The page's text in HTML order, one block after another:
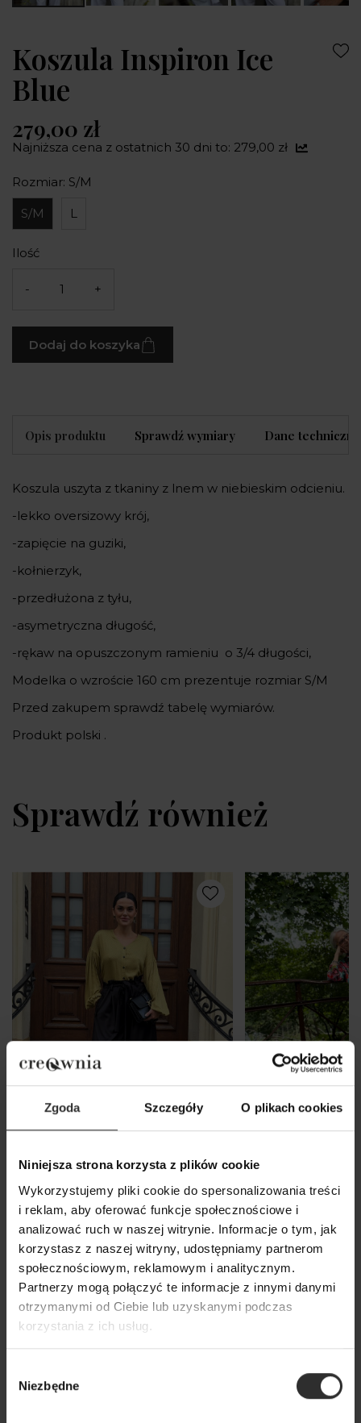
Zgoda Szczegóły O plikach cookies
Niniejsza strona korzysta z plików cookie
Wykorzystujemy pliki cookie do spersonalizowania treści
i reklam, aby oferować funkcje społecznościowe i
analizować ruch w naszej witrynie. Informacje o tym, jak
korzystasz z naszej witryny, udostępniamy partnerom
społecznościowym, reklamowym i analitycznym.
Partnerzy mogą połączyć te informacje z innymi danymi
otrzymanymi od Ciebie lub uzyskanymi podczas
korzystania z ich usług.
zgody
Niezbędne
Koszula Inspiron Ice
Blue
279,00 zł
Najniższa cena z ostatnich 30 dni to: 279,00 zł
Rozmiar: S/M
S/M L
Ilość
- +
Dodaj do koszyka
Opis produktu Sprawdź wymiary Dane techniczne
Koszula uszyta z tkaniny z lnem w niebieskim odcieniu.
-lekko oversizowy krój,
-zapięcie na guziki,
-kołnierzyk,
-przedłużona z tyłu,
-asymetryczna długość,
-rękaw na opuszczonym ramieniu o 3/4 długości,
Modelka o wzroście 160 cm prezentuje rozmiar S/M
Przed zakupem sprawdź tabelę wymiarów.
Produkt polski .
Sprawdź również
Szerokie Spodnie w kolorze
czarnym z ozdobną falbanką
Paris Maxi Black
319,00 zł
Wiskozowo
wysokim stanem
czarnym
269,00 zł
Popularne produkty